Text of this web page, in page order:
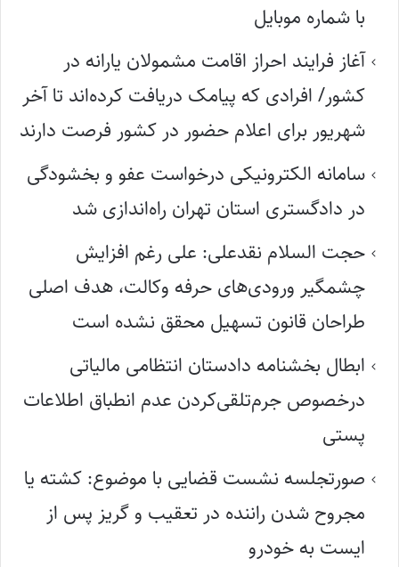
با شماره موبایل
آغاز فرایند احراز اقامت مشمولان یارانه در
کشور/ افرادی که پیامک دریافت کرده‌اند تا آخر
شهریور برای اعلام حضور در کشور فرصت دارند
سامانه الکترونیکی درخواست عفو و بخشودگی
در دادگستری استان تهران راه‌اندازی شد
حجت السلام نقدعلی: علی رغم افزایش
چشمگیر ورودی‌های حرفه وکالت، هدف اصلی
طراحان قانون تسهیل محقق نشده است
ابطال بخشنامه دادستان انتظامی مالیاتی
درخصوص جرم‌تلقی‌کردن عدم انطباق اطلاعات
پستی
صورتجلسه نشست قضایی با موضوع: کشته یا
مجروح شدن راننده در تعقیب و گریز پس از
ایست به خودرو